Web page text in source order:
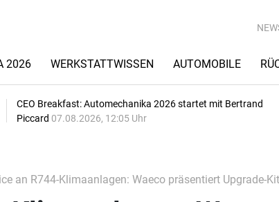
2026 WERKSTATTWISSEN AUTOMOBILE
CEO Breakfast: Automechanika 2026 startet mit Bertrand
Piccard 07.08.2026, 12:05 Uhr
an R744-Klimaanlagen: Waeco präsentiert Upgrade-Kit